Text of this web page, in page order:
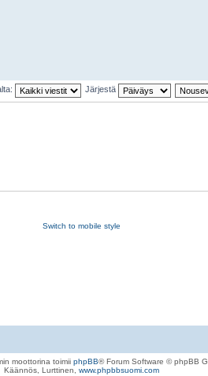
Järjestä
Switch to mobile style
moottorina toimii phpBB® Forum Software © phpBB
Käännös, Lurttinen, www.phpbbsuomi.com